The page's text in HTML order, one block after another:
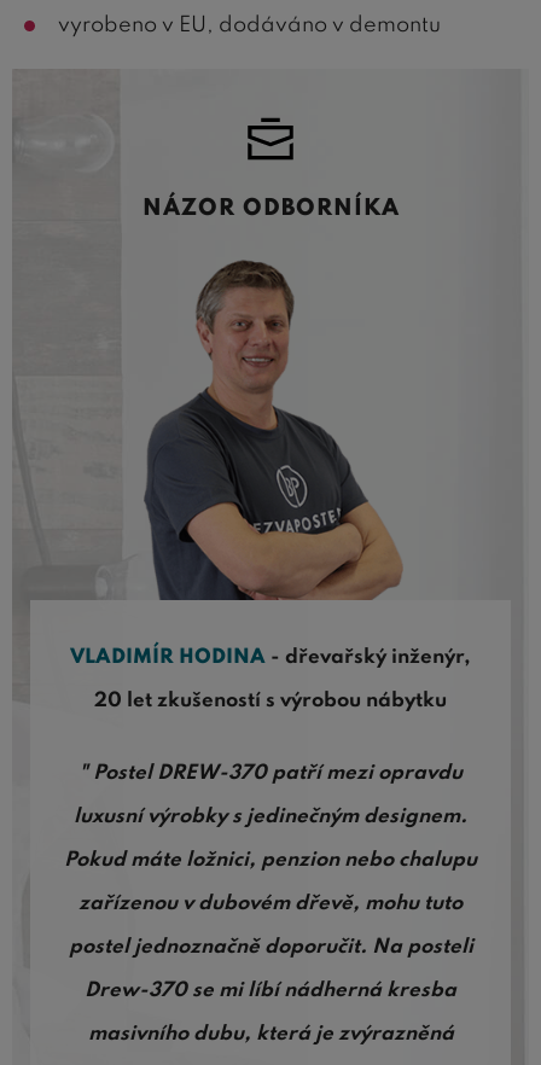
vyrobeno v EU, dodáváno v demontu
NÁZOR ODBORNÍKA
VLADIMÍR HODINA - dřevařský inženýr,
20 let zkušeností s výrobou nábytku
" Postel DREW-370 patří mezi opravdu
luxusní výrobky s jedinečným designem.
Pokud máte ložnici, penzion nebo chalupu
zařízenou v dubovém dřevě, mohu tuto
postel jednoznačně doporučit. Na posteli
Drew-370 se mi líbí nádherná kresba
masivního dubu, která je zvýrazněná